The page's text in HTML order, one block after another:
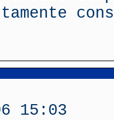
15:03